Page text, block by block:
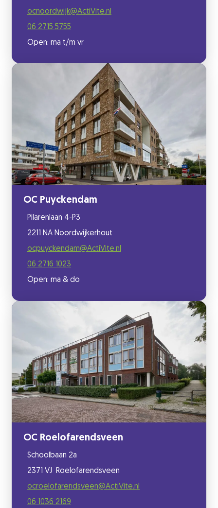
ocnoordwijk@ActiVite.nl
06 2715 5755
Open: ma t/m vr
OC Puyckendam
Pilarenlaan 4-P3
2211 NA Noordwijkerhout
ocpuyckendam@ActiVite.nl
06 2716 1023
Open: ma & do
OC Roelofarendsveen
Schoolbaan 2a
2371 VJ Roelofarendsveen
ocroelofarendsveen@ActiVite.nl
06 1036 2169